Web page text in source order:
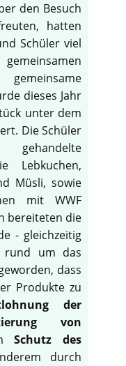
den Besuch
hatten
Schüler viel
dieses Jahr
unter dem
Die Schüler
Lebkuchen,
Müsli, sowie
mit WWF
bereiteten die
- gleichzeitig
rund um das
dass
Produkte zu
der
von
Schutz des
durch